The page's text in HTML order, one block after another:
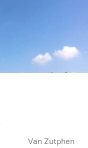
Van Zutphen